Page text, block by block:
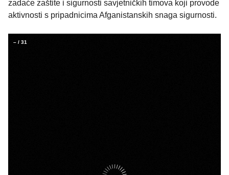
zadaće zaštite i sigurnosti savjetničkih timova koji provode
aktivnosti s pripadnicima Afganistanskih snaga sigurnosti.
– / 31